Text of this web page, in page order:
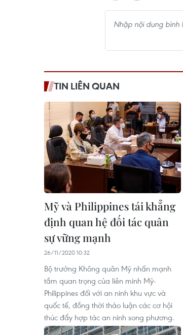
TIN LIÊN QUAN
Mỹ và Philippines tái khẳng
định quan hệ đối tác quân
sự vững mạnh
26/11/2020 10:32
Bộ trưởng Không quân Mỹ nhấn mạnh
tầm quan trọng của liên minh Mỹ-
Philippines đối với an ninh khu vực và
quốc tế, đồng thời thảo luận các cơ hội
thúc đẩy hợp tác an ninh song phương.